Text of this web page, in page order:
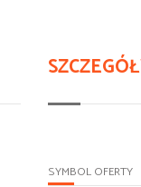
SYMBOL OFERTY